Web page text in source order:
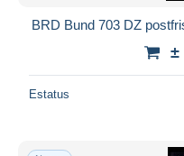
BRD Bund 703 DZ
±
Estatus